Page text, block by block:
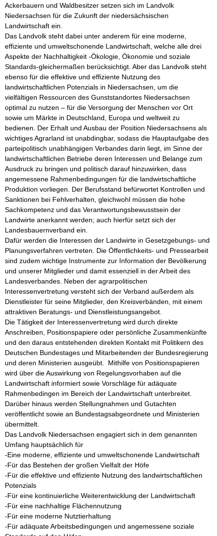
Ackerbauern und Waldbesitzer setzen sich im Landvolk
Niedersachsen für die Zukunft der niedersächsischen
Landwirtschaft ein.
Das Landvolk steht dabei unter anderem für eine moderne,
effiziente und umweltschonende Landwirtschaft, welche alle drei
Aspekte der Nachhaltigkeit -Ökologie, Ökonomie und soziale
Standards-gleichermaßen berücksichtigt. Aber das Landvolk steht
ebenso für die effektive und effiziente Nutzung des
landwirtschaftlichen Potenzials in Niedersachsen, um die
vielfältigen Ressourcen des Gunststandortes Niedersachsen
optimal zu nutzen – für die Versorgung der Menschen vor Ort
sowie um Märkte in Deutschland, Europa und weltweit zu
bedienen. Der Erhalt und Ausbau der Position Niedersachsens als
wichtiges Agrarland ist unabdingbar, sodass die Hauptaufgabe des
parteipolitisch unabhängigen Verbandes darin liegt, im Sinne der
landwirtschaftlichen Betriebe deren Interessen und Belange zum
Ausdruck zu bringen und politisch darauf hinzuwirken, dass
angemessene Rahmenbedingungen für die landwirtschaftliche
Produktion vorliegen. Der Berufsstand befürwortet Kontrollen und
Sanktionen bei Fehlverhalten, gleichwohl müssen die hohe
Sachkompetenz und das Verantwortungsbewusstsein der
Landwirte anerkannt werden; auch hierfür setzt sich der
Landesbauernverband ein.
Dafür werden die Interessen der Landwirte in Gesetzgebungs- und
Planungsverfahren vertreten. Die Öffentlichkeits- und Pressearbeit
sind zudem wichtige Instrumente zur Information der Bevölkerung
und unserer Mitglieder und damit essenziell in der Arbeit des
Landesverbandes. Neben der agrarpolitischen
Interessenvertretung versteht sich der Verband außerdem als
Dienstleister für seine Mitglieder, den Kreisverbänden, mit einem
attraktiven Beratungs- und Dienstleistungsangebot.
Die Tätigkeit der Interessenvertretung wird durch direkte
Anschreiben, Positionspapiere oder persönliche Zusammenkünfte
und den daraus entstehenden direkten Kontakt mit Politikern des
Deutschen Bundestages und Mitarbeitenden der Bundesregierung
und deren Ministerien ausgeübt.  Mithilfe von Positionspapieren
wird über die Auswirkung von Regelungsvorhaben auf die
Landwirtschaft informiert sowie Vorschläge für adäquate
Rahmenbedingen im Bereich der Landwirtschaft unterbreitet.
Darüber hinaus werden Stellungnahmen und Gutachten
veröffentlicht sowie an Bundestagsabgeordnete und Ministerien
übermittelt.
Das Landvolk Niedersachsen engagiert sich in dem genannten
Umfang hauptsächlich für
-Eine moderne, effiziente und umweltschonende Landwirtschaft
-Für das Bestehen der großen Vielfalt der Höfe
-Für die effektive und effiziente Nutzung des landwirtschaftlichen
Potenzials
-Für eine kontinuierliche Weiterentwicklung der Landwirtschaft
-Für eine nachhaltige Flächennutzung
-Für eine moderne Nutztierhaltung
-Für adäquate Arbeitsbedingungen und angemessene soziale